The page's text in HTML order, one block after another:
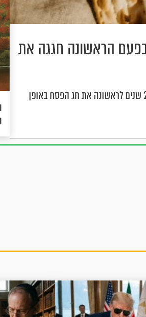
הראשונה חגגה את
אשת התקשורת סיון רהב מאיר, חזרה לבית הכנסת ברומא בו חגגה לפני 25 שנים לראשונה את חג הפסח באופן